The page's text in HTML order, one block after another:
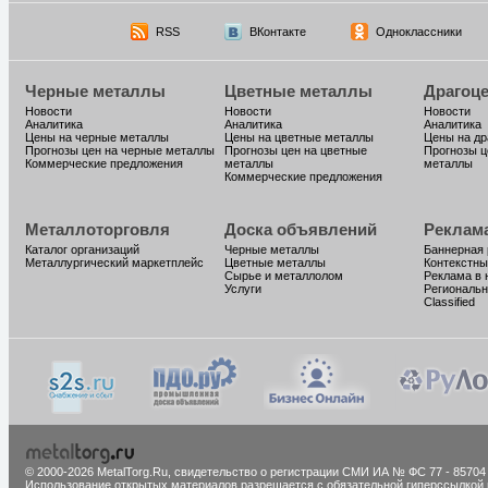
RSS ВКонтакте Одноклассники
Черные металлы
Новости
Аналитика
Цены на черные металлы
Прогнозы цен на черные металлы
Коммерческие предложения
Цветные металлы
Новости
Аналитика
Цены на цветные металлы
Прогнозы цен на цветные
металлы
Коммерческие предложения
Новости
Аналитика
Цены на
Прогнозы
металлы
Металлоторговля
Каталог организаций
Металлургический маркетплейс
Доска объявлений
Черные металлы
Цветные металлы
Сырье и металлолом
Услуги
Баннерная
Реклама в
Classified
© 2000-2026 MetalTorg.Ru, cвидетельство о регистрации СМИ ИА № ФС 77 - 85704
Использование открытых материалов разрешается с обязательной гиперссылкой